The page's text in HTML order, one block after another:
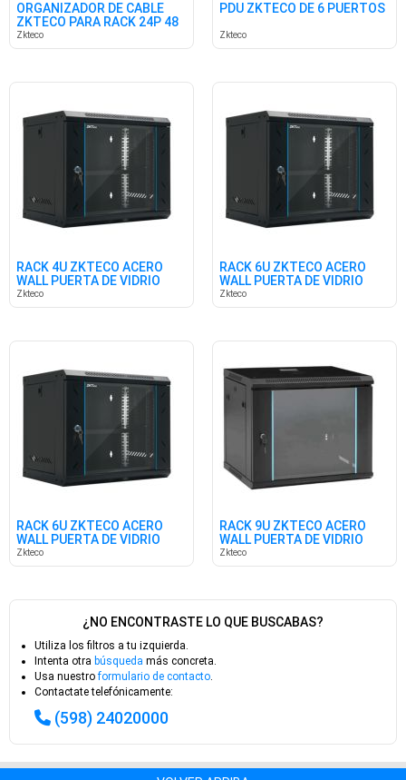
ORGANIZADOR DE CABLE
ZKTECO PARA RACK 24P 48
POS
Zkteco
PDU ZKTECO DE 6 PUERTOS
Zkteco
RACK 4U ZKTECO ACERO
WALL PUERTA DE VIDRIO
5404A
Zkteco
RACK 6U ZKTECO ACERO
WALL PUERTA DE VIDRIO
5406A
Zkteco
RACK 6U ZKTECO ACERO
WALL PUERTA DE VIDRIO
6406S
Zkteco
RACK 9U ZKTECO ACERO
WALL PUERTA DE VIDRIO
Zkteco
¿NO ENCONTRASTE LO QUE BUSCABAS?
Utiliza los filtros a tu izquierda.
Intenta otra búsqueda más concreta.
Usa nuestroformulario de contacto.
Contactate telefónicamente:
(598) 24020000